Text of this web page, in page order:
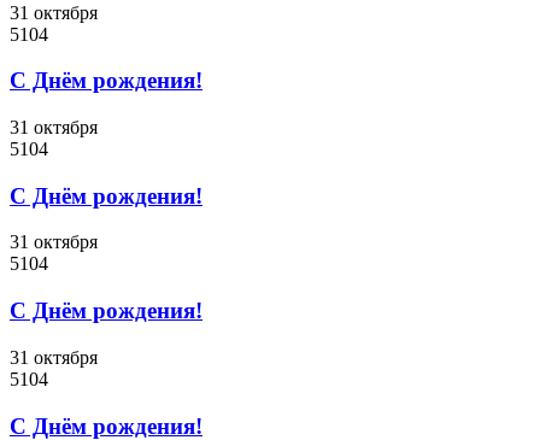
31 октября
5104
C Днём рождения!
31 октября
5104
C Днём рождения!
31 октября
5104
C Днём рождения!
31 октября
5104
C Днём рождения!